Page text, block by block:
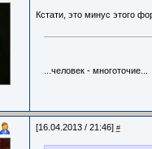
Кстати, это минус этого
...человек - многоточие...
[16.04.2013 / 21:46] #